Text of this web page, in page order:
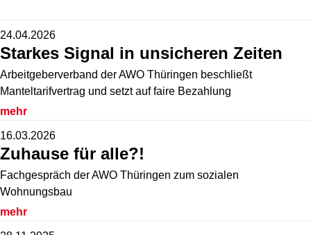
24.04.2026
Starkes Signal in unsicheren Zeiten
Arbeitgeberverband der AWO Thüringen beschließt
Manteltarifvertrag und setzt auf faire Bezahlung
mehr
16.03.2026
Zuhause für alle?!
Fachgespräch der AWO Thüringen zum sozialen
Wohnungsbau
mehr